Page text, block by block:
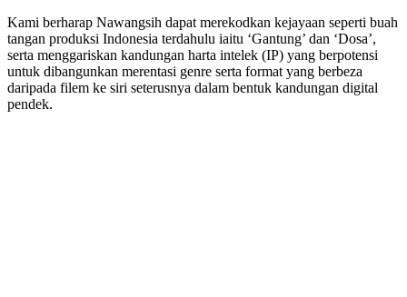
Kami berharap Nawangsih dapat merekodkan kejayaan seperti buah
tangan produksi Indonesia terdahulu iaitu ‘Gantung’ dan ‘Dosa’,
serta menggariskan kandungan harta intelek (IP) yang berpotensi
untuk dibangunkan merentasi genre serta format yang berbeza
daripada filem ke siri seterusnya dalam bentuk kandungan digital
pendek.